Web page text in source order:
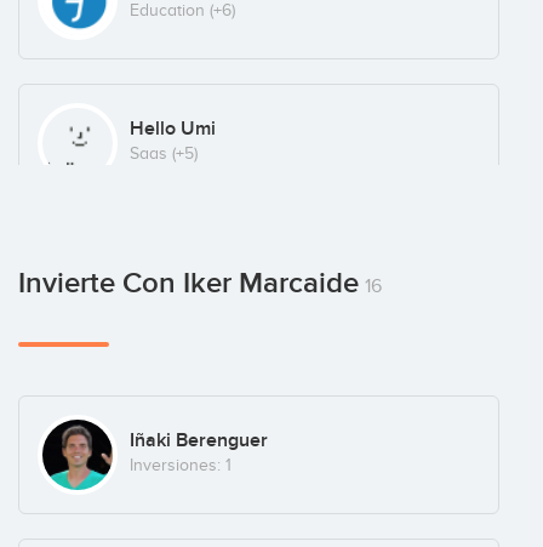
Education (+6)
Hello Umi
Saas (+5)
Imagine Montessori School
Invierte Con Iker Marcaide 16
Iñaki Berenguer
Inversiones: 1